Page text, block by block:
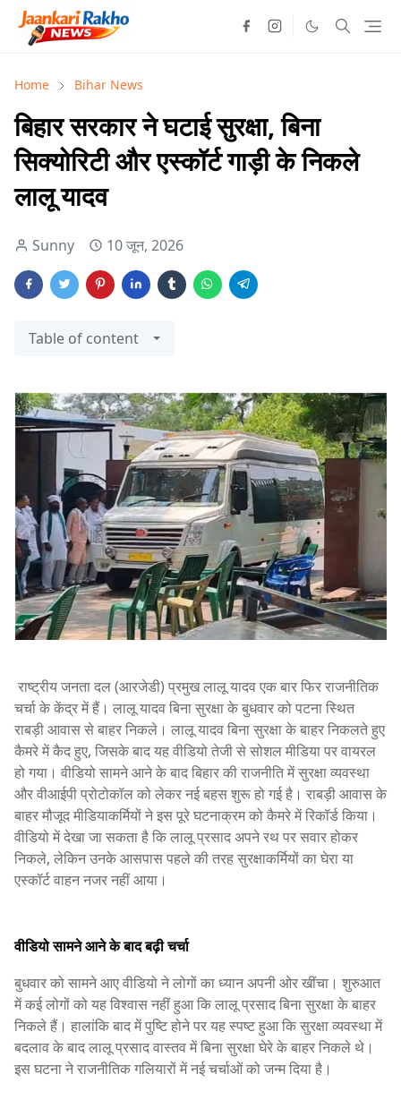
Home Bihar News
बिहार सरकार ने घटाई सुरक्षा, बिना
सिक्योरिटी और एस्कॉर्ट गाड़ी के निकले
लालू यादव
Sunny 10 जून, 2026
Table of content
राष्ट्रीय जनता दल (आरजेडी) प्रमुख लालू यादव एक बार फिर राजनीतिक
चर्चा के केंद्र में हैं। लालू यादव बिना सुरक्षा के बुधवार को पटना स्थित
राबड़ी आवास से बाहर निकले। लालू यादव बिना सुरक्षा के बाहर निकलते हुए
कैमरे में कैद हुए, जिसके बाद यह वीडियो तेजी से सोशल मीडिया पर वायरल
हो गया। वीडियो सामने आने के बाद बिहार की राजनीति में सुरक्षा व्यवस्था
और वीआईपी प्रोटोकॉल को लेकर नई बहस शुरू हो गई है। राबड़ी आवास के
बाहर मौजूद मीडियाकर्मियों ने इस पूरे घटनाक्रम को कैमरे में रिकॉर्ड किया।
वीडियो में देखा जा सकता है कि लालू प्रसाद अपने रथ पर सवार होकर
निकले, लेकिन उनके आसपास पहले की तरह सुरक्षाकर्मियों का घेरा या
एस्कॉर्ट वाहन नजर नहीं आया।
वीडियो सामने आने के बाद बढ़ी चर्चा
बुधवार को सामने आए वीडियो ने लोगों का ध्यान अपनी ओर खींचा। शुरुआत
में कई लोगों को यह विश्वास नहीं हुआ कि लालू प्रसाद बिना सुरक्षा के बाहर
निकले हैं। हालांकि बाद में पुष्टि होने पर यह स्पष्ट हुआ कि सुरक्षा व्यवस्था में
बदलाव के बाद लालू प्रसाद वास्तव में बिना सुरक्षा घेरे के बाहर निकले थे।
इस घटना ने राजनीतिक गलियारों में नई चर्चाओं को जन्म दिया है।